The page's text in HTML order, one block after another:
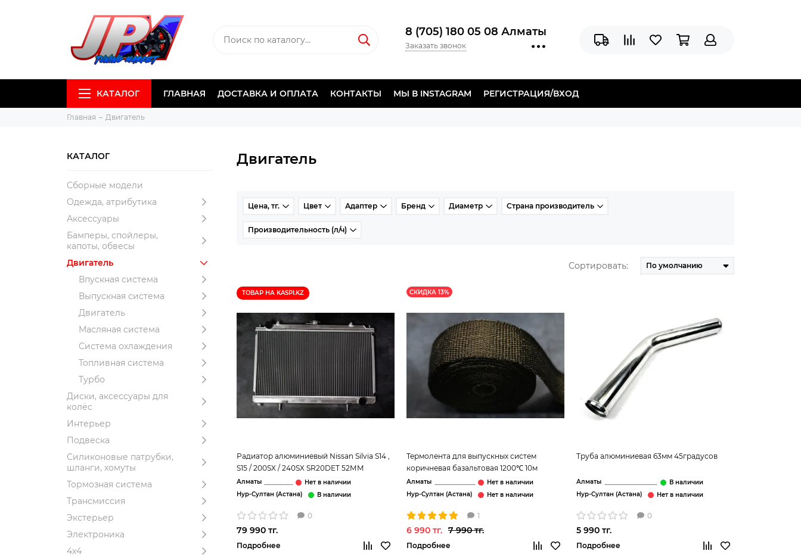
8 (705) 180 05 08 Алматы
Заказать звонок
КАТАЛОГ ГЛАВНАЯ ДОСТАВКА И ОПЛАТА КОНТАКТЫ МЫ В INSTAGRAM РЕГИСТРАЦИЯ/ВХОД
Главная Двигатель
КАТАЛОГ
Сборные модели
Одежда, атрибутика
Аксессуары
Бамперы, спойлеры,
капоты, обвесы
Двигатель
Впускная система
Выпускная система
Двигатель
Масляная система
Система охлаждения
Топливная система
Турбо
Диски, аксессуары для
колёс
Интерьер
Подвеска
Силиконовые патрубки,
шланги, хомуты
Тормозная система
Трансмиссия
Экстерьер
Электроника
4x4
Двигатель
Цена, тг. Цвет Адаптер Бренд Диаметр Страна производитель
Производительность (л/ч)
Сортировать:
ТОВАР НА KASPI.KZ
Радиатор алюминиевый Nissan Silvia S14 ,
S15 / 200SX / 240SX SR20DET 52ММ
Алматы
Нур-Султан (Астана)
0
79 990 тг.
Подробнее
СКИДКА 13%
Термолента для выпускных систем
коричневая базальтовая 1200℃ 10м
Алматы
Нур-Султан (Астана)
1
6 990 тг. 7 990 тг.
Подробнее
Труба алюминиевая 63мм 45градусов
Алматы
Нур-Султан (Астана)
0
5 990 тг.
Подробнее